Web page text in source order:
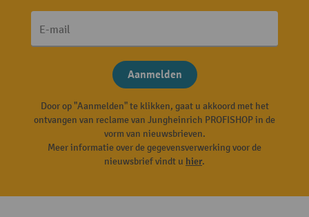
E-mail
Aanmelden
Door op "Aanmelden" te klikken, gaat u akkoord met het
ontvangen van reclame van Jungheinrich PROFISHOP in de
vorm van nieuwsbrieven.
Meer informatie over de gegevensverwerking voor de
nieuwsbrief vindt u hier.